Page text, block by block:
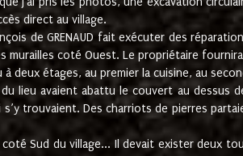
direct au village.
de GRENAUD fait exécuter des
murailles coté Ouest. Le propriétaire
deux étages, au premier la cuisine, au
lieu avaient abattu le couvert au dessus
trouvaient. Des charriots de pierres
Sud du village... Il devait exister deux